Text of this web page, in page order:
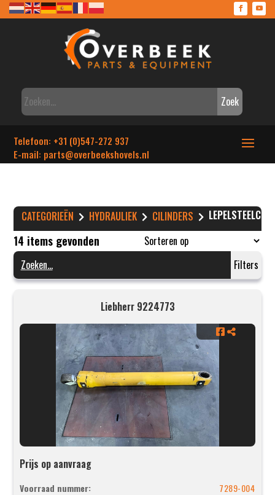
Zoek
Telefoon: +31 (0)547-272 937
E-mail: parts@overbeekshovels.nl
CATEGORIEËN HYDRAULIEK CILINDERS
14 items gevonden
Filters
Liebherr 9224773
Prijs op aanvraag
Voorraad nummer:
7289-004